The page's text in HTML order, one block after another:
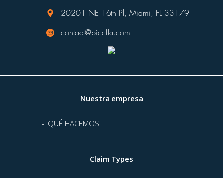
20201 NE 16th Pl, Miami, FL 33179
contact@piccfla.com
Nuestra empresa
QUÉ HACEMOS
Claim Types